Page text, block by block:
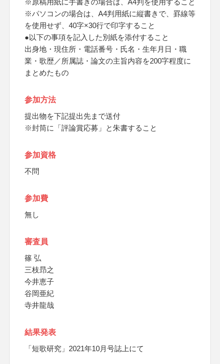
※原稿用紙に手書きの場合は、A4判を使用すること
※パソコンの場合は、A4判用紙に縦書きで、罫線等
を使用せず、40字×30行で印字すること
●以下の事項を記入した別紙を添付すること
出身地・現住所・電話番号・氏名・生年月日・職
業・歌歴／所属誌・論文の主旨内容を200字程度に
まとめたもの
参加方法
提出物を下記提出先まで送付
※封筒に「評論賞応募」と朱書すること
参加資格
不問
参加費
無し
審査員
篠 弘
三枝昻之
今井恵子
谷岡亜紀
寺井龍哉
結果発表
「短歌研究」2021年10月号誌上にて